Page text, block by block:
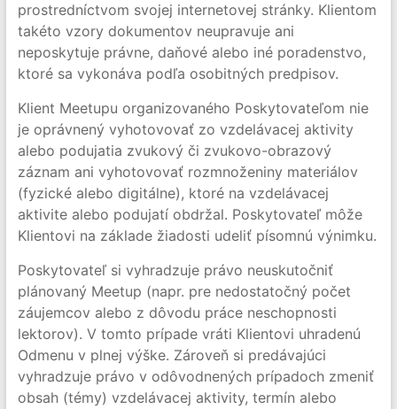
prostredníctvom svojej internetovej stránky. Klientom
takéto vzory dokumentov neupravuje ani
neposkytuje právne, daňové alebo iné poradenstvo,
ktoré sa vykonáva podľa osobitných predpisov.
Klient Meetupu organizovaného Poskytovateľom nie
je oprávnený vyhotovovať zo vzdelávacej aktivity
alebo podujatia zvukový či zvukovo-obrazový
záznam ani vyhotovovať rozmnoženiny materiálov
(fyzické alebo digitálne), ktoré na vzdelávacej
aktivite alebo podujatí obdržal. Poskytovateľ môže
Klientovi na základe žiadosti udeliť písomnú výnimku.
Poskytovateľ si vyhradzuje právo neuskutočniť
plánovaný Meetup (napr. pre nedostatočný počet
záujemcov alebo z dôvodu práce neschopnosti
lektorov). V tomto prípade vráti Klientovi uhradenú
Odmenu v plnej výške. Zároveň si predávajúci
vyhradzuje právo v odôvodnených prípadoch zmeniť
obsah (témy) vzdelávacej aktivity, termín alebo